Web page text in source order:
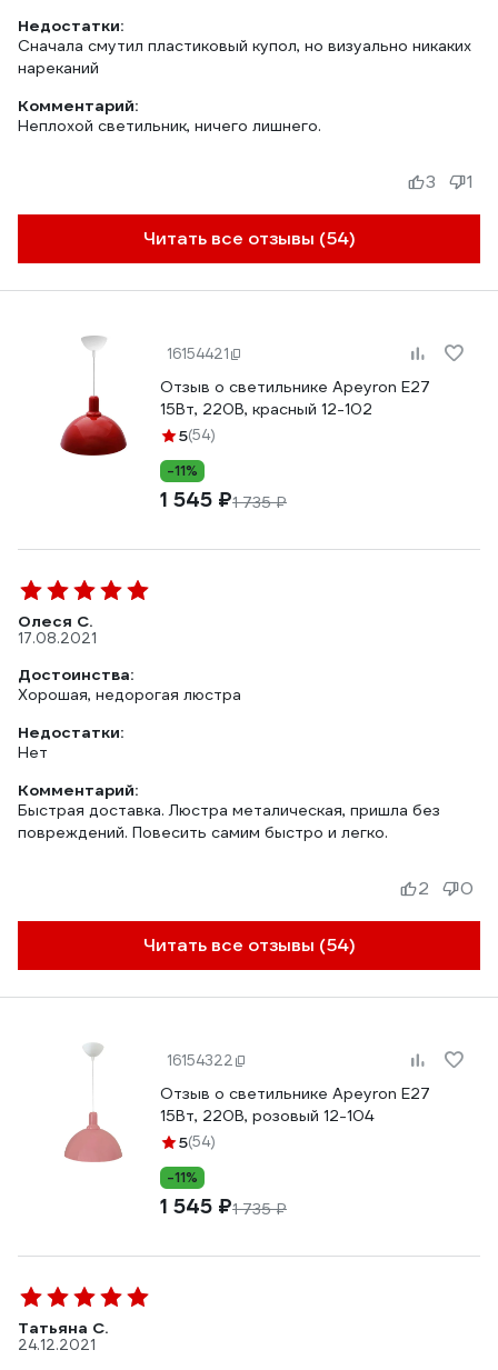
Недостатки:
Сначала смутил пластиковый купол, но визуально никаких
нареканий
Комментарий:
Неплохой светильник, ничего лишнего.
Читать все отзывы (54)
3 1
16154421
Отзыв о светильнике Apeyron Е27
15Вт, 220В, красный 12-102
5(54)
-11%
1 545 ₽1 735 ₽
Олеся С.
17.08.2021
Достоинства:
Хорошая, недорогая люстра
Недостатки:
Нет
Комментарий:
Быстрая доставка. Люстра металическая, пришла без
повреждений. Повесить самим быстро и легко.
Читать все отзывы (54)
2 0
16154322
Отзыв о светильнике Apeyron Е27
15Вт, 220В, розовый 12-104
5(54)
-11%
1 545 ₽1 735 ₽
Татьяна С.
24.12.2021